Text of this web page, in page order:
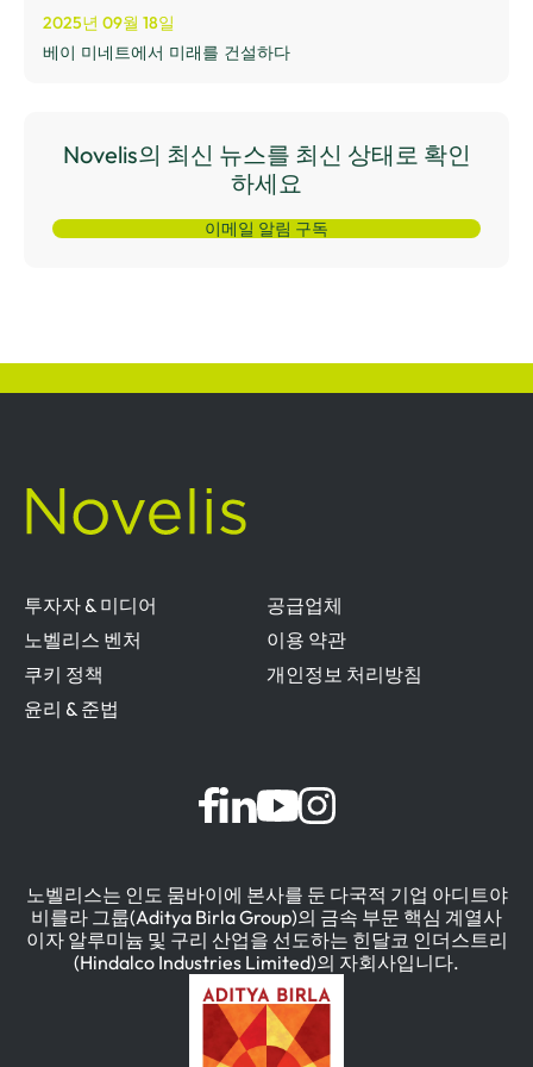
2025년 09월 18일
베이 미네트에서 미래를 건설하다
Novelis의 최신 뉴스를 최신 상태로 확인
하세요
이메일 알림 구독
투자자 & 미디어
공급업체
노벨리스 벤처
이용 약관
쿠키 정책
개인정보 처리방침
윤리 & 준법
노벨리스는 인도 뭄바이에 본사를 둔 다국적 기업 아디트야
비를라 그룹(Aditya Birla Group)의 금속 부문 핵심 계열사
이자 알루미늄 및 구리 산업을 선도하는 힌달코 인더스트리
(Hindalco Industries Limited)의 자회사입니다.